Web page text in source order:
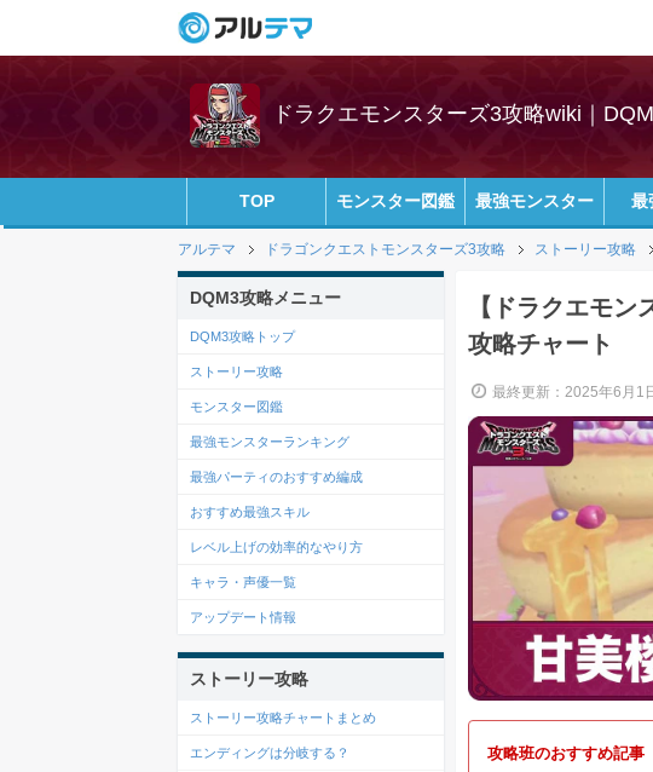
ドラクエモンスターズ3攻略wiki｜
TOP モンスター図鑑 最強モンスター 最
アルテマ ドラゴンクエストモンスターズ3攻略 ストーリー攻略
【ドラクエモ
攻略チャート
最終更新：2025年6月1
攻略班のおすすめ記事
DQM3攻略メニュー
DQM3攻略トップ
ストーリー攻略
モンスター図鑑
最強モンスターランキング
最強パーティのおすすめ編成
おすすめ最強スキル
レベル上げの効率的なやり方
キャラ・声優一覧
アップデート情報
ストーリー攻略
ストーリー攻略チャートまとめ
エンディングは分岐する？